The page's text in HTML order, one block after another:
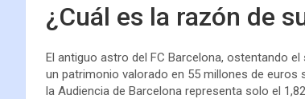
¿Cuál es la razón de
El antiguo astro del FC Barcelona, ostentando
un patrimonio valorado en 55 millones de euros
la Audiencia de Barcelona representa solo el